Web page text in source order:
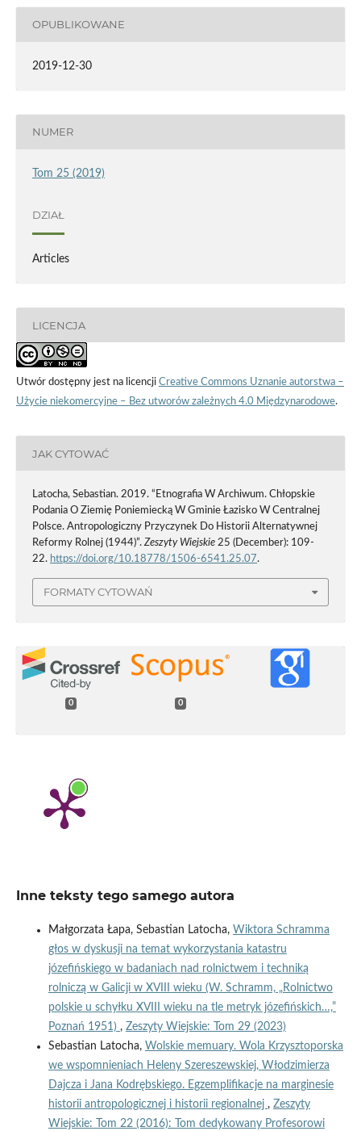
OPUBLIKOWANE
2019-12-30
NUMER
Tom 25 (2019)
DZIAŁ
Articles
LICENCJA
Utwór dostępny jest na licencji Creative Commons Uznanie autorstwa –
Użycie niekomercyjne – Bez utworów zależnych 4.0 Międzynarodowe.
JAK CYTOWAĆ
Latocha, Sebastian. 2019. “Etnografia W Archiwum. Chłopskie
Podania O Ziemię Poniemiecką W Gminie Łazisko W Centralnej
Polsce. Antropologiczny Przyczynek Do Historii Alternatywnej
Reformy Rolnej (1944)”. Zeszyty Wiejskie25 (December): 109-
22. https://doi.org/10.18778/1506-6541.25.07.
FORMATY CYTOWAŃ
0 0
Inne teksty tego samego autora
Małgorzata Łapa, Sebastian Latocha, Wiktora Schramma
głos w dyskusji na temat wykorzystania katastru
józefińskiego w badaniach nad rolnictwem i techniką
rolniczą w Galicji w XVIII wieku (W. Schramm, „Rolnictwo
polskie u schyłku XVIII wieku na tle metryk józefińskich…,”
Poznań 1951) , Zeszyty Wiejskie: Tom 29 (2023)
Sebastian Latocha, Wolskie memuary. Wola Krzysztoporska
we wspomnieniach Heleny Szereszewskiej, Włodzimierza
Dajcza i Jana Kodrębskiego. Egzemplifikacje na marginesie
historii antropologicznej i historii regionalnej , Zeszyty
Wiejskie: Tom 22 (2016): Tom dedykowany Profesorowi